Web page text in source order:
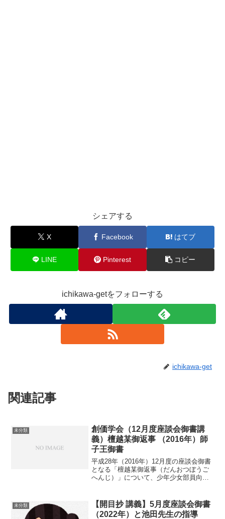
シェアする
X Facebook はてブ
LINE Pinterest コピー
ichikawa-getをフォローする
ichikawa-get
関連記事
未分類
創価学会（12月度座談会御書講
義）檀越某御返事 （2016年）師
子王御書
平成28年（2016年）12月度の座談会御書
となる「檀越某御返事（だんおつぼうご
へんじ）」について、少年少女部員向け
示し、次に、少年少女部員向けの講義内
容を記します。今...
未分類
【開目抄 講義】5月度座談会御書
（2022年）と池田先生の指導